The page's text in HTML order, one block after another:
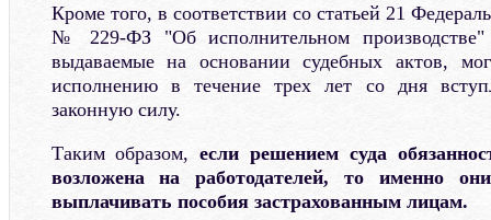
Кроме того, в соответствии со статьей 21
№ 229-ФЗ "Об исполнительном производстве"
выдаваемые на основании судебных актов,
исполнению в течение трех лет со дня
законную силу.
Таким образом,если решением суда
возложена на работодателей, то именно
выплачивать пособия застрахованным лицам.